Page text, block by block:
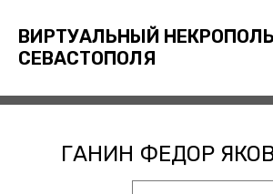
ВИРТУАЛЬНЫЙ НЕКРОПОЛЬ
СЕВАСТОПОЛЯ
ГАНИН ФЕДОР